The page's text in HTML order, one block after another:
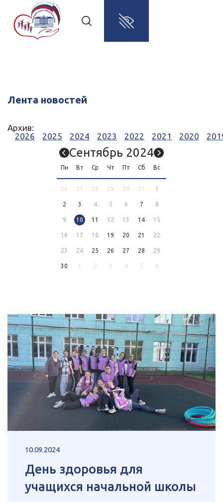
Лента новостей
Архив:
2026
2025 2024 2023 2022 2021 2020
Сентябрь 2024
Пн Вт Ср Чт Пт Сб Вс
26 27 28 29 30 31 1
2 3 4 5 6 7 8
9 10 11 12 13 14 15
16 17 18 19 20 21 22
23 24 25 26 27 28 29
30 1 2 3 4 5 6
10.09.2024
День здоровья для
учащихся начальной школы